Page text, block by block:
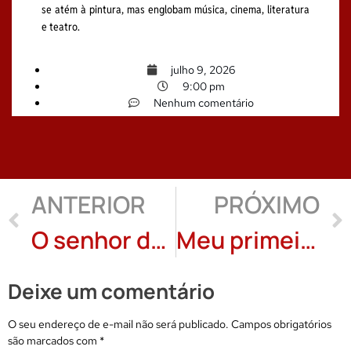
se atém à pintura, mas englobam música, cinema, literatura
e teatro.
julho 9, 2026
9:00 pm
Nenhum comentário
ANTERIOR
O senhor da janela, conto de Sydney Monteiro
PRÓXIMO
Meu primeiro amiguinho e sua sorte: Perce Polegatto
Deixe um comentário
O seu endereço de e-mail não será publicado. Campos obrigatórios
são marcados com *